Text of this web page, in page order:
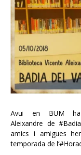
Avui en BUM
Aleixandre de#
amics i amigues
temporada de l’#